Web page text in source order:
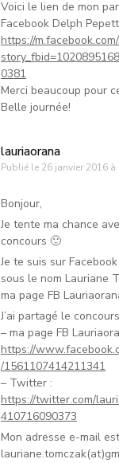
Voici le lien de mon
Facebook Delph
https://
0381
Merci beaucoup pour
Belle journée!
lauriaorana
Publié le 26 janvier 2016
Bonjour,
Je tente ma chance
concours 🙂
Je te suis sur
sous le nom Lauriane
ma page FB
J’ai partagé le
– ma page FB
https://
/1561107414211341
– Twitter :
https://twitter.com/
410716090373
Mon adresse e-mail